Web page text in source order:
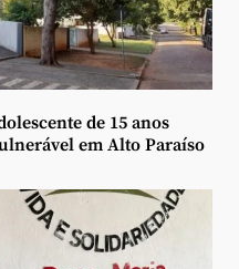
de 15 anos
em Alto Paraíso